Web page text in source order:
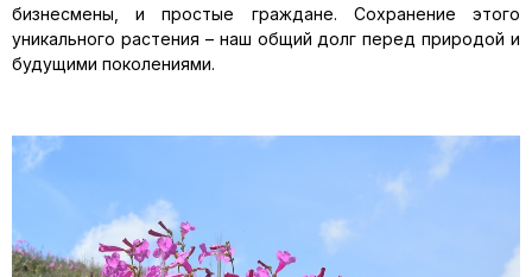
бизнесмены, и простые граждане. Сохранение этого
уникального растения – наш общий долг перед природой и
будущими поколениями.